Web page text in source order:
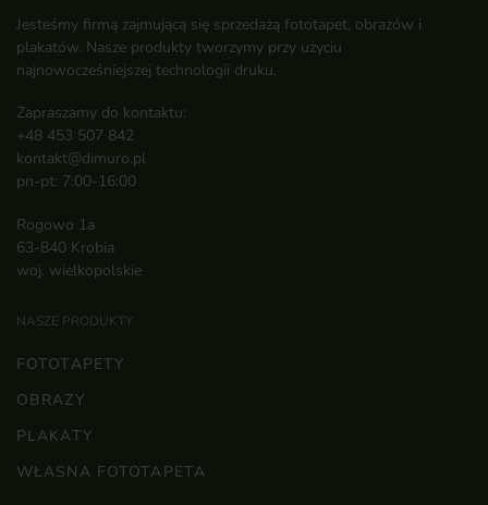
Jesteśmy firmą zajmującą się sprzedażą fototapet, obrazów i
plakatów. Nasze produkty tworzymy przy użyciu
najnowocześniejszej technologii druku.
Zapraszamy do kontaktu:
+48 453 507 842
kontakt@dimuro.pl
pn-pt: 7:00-16:00
Rogowo 1a
63-840 Krobia
woj. wielkopolskie
NASZE PRODUKTY
FOTOTAPETY
OBRAZY
PLAKATY
WŁASNA FOTOTAPETA